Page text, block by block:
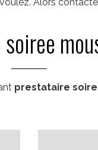
prestataire